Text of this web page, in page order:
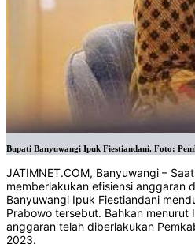
Bupati Banyuwangi Ipuk Fiestiandani. Foto:
JATIMNET.COM, Banyuwangi –
memberlakukan efisiensi anggaran
Banyuwangi Ipuk Fiestiandani
Prabowo tersebut. Bahkan menurut
anggaran telah diberlakukan
2023.